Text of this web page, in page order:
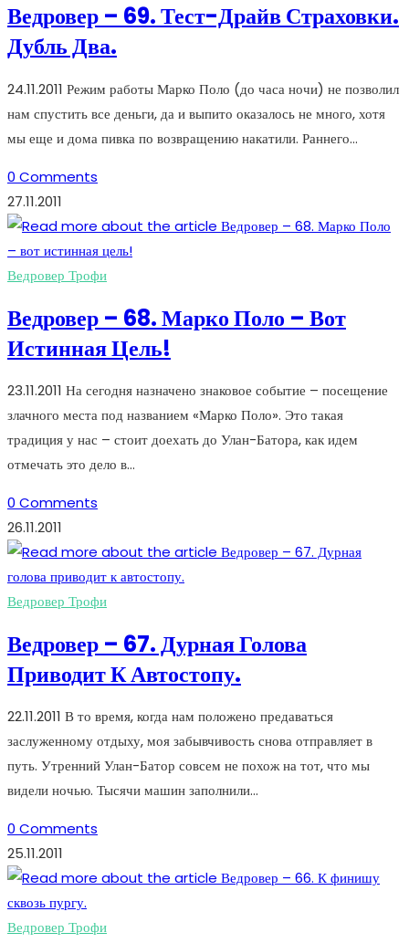
Ведровер – 69. Тест-Драйв Страховки.
Дубль Два.
24.11.2011 Режим работы Марко Поло (до часа ночи) не позволил
нам спустить все деньги, да и выпито оказалось не много, хотя
мы еще и дома пивка по возвращению накатили. Раннего…
0 Comments
27.11.2011
Ведровер Трофи
Ведровер – 68. Марко Поло – Вот
Истинная Цель!
23.11.2011 На сегодня назначено знаковое событие – посещение
злачного места под названием «Марко Поло». Это такая
традиция у нас – стоит доехать до Улан-Батора, как идем
отмечать это дело в…
0 Comments
26.11.2011
Ведровер Трофи
Ведровер – 67. Дурная Голова
Приводит К Автостопу.
22.11.2011 В то время, когда нам положено предаваться
заслуженному отдыху, моя забывчивость снова отправляет в
путь. Утренний Улан-Батор совсем не похож на тот, что мы
видели ночью. Тысячи машин заполнили…
0 Comments
25.11.2011
Ведровер Трофи